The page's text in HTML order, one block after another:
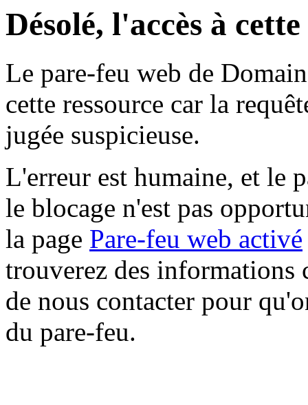
Désolé, l'accès à
Le pare-feu web de
cette ressource car la
jugée suspicieuse.
L'erreur est humaine, et le
le blocage n'est pas
la page Pare-feu web activé
trouverez des informations
de nous contacter pour
du pare-feu.